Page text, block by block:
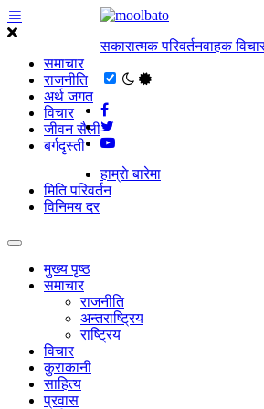
समाचार
राजनीति
अर्थ जगत
विचार
जीवन सैली
बर्गदृस्ती
सकारात्मक परिवर्तनवाहक
हाम्राे बारेमा
मिति परिवर्तन
विनिमय दर
मुख्य पृष्ठ
समाचार
राजनीति
अन्तराष्ट्रिय
राष्ट्रिय
विचार
कुराकानी
साहित्य
प्रवास